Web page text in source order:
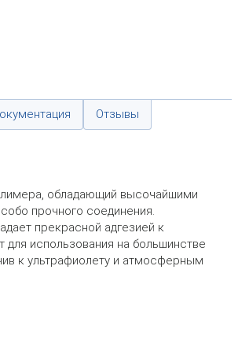
Отзывы
обладающий высочайшими
прочного соединения.
прекрасной адгезией к
для использования на большинстве
к ультрафиолету и атмосферным